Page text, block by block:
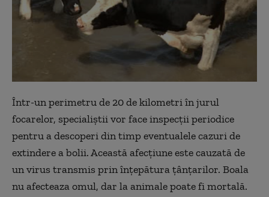
Într-un perimetru de 20 de kilometri în jurul
focarelor, specialiştii vor face inspecţii periodice
pentru a descoperi din timp eventualele cazuri de
extindere a bolii. Această afecţiune este cauzată de
un virus transmis prin înţepătura țânțarilor. Boala
nu afecteaza omul, dar la animale poate fi mortală.